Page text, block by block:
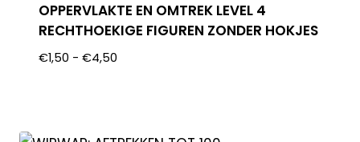
OPPERVLAKTE EN OMTREK LEVEL 4
RECHTHOEKIGE FIGUREN ZONDER HOKJES
€1,50 - €4,50